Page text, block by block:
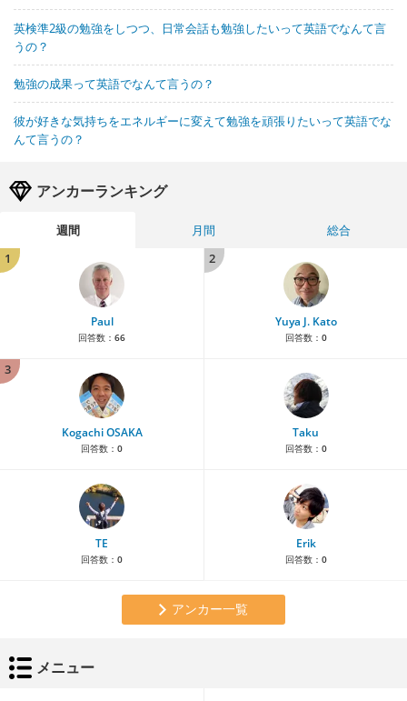
英検準2級の勉強をしつつ、日常会話も勉強したいって英語でなんて言
うの？
勉強の成果って英語でなんて言うの？
彼が好きな気持ちをエネルギーに変えて勉強を頑張りたいって英語でな
んて言うの？
アンカーランキング
週間 月間
総合
1
Paul
回答数： 66
2
Yuya J. Kato
回答数： 0
3
Kogachi OSAKA
回答数： 0
Taku
回答数： 0
TE
回答数： 0
Erik
回答数： 0
アンカー一覧
メニュー